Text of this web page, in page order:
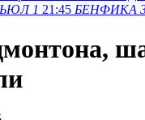
1 21:45 БЕНФИКА